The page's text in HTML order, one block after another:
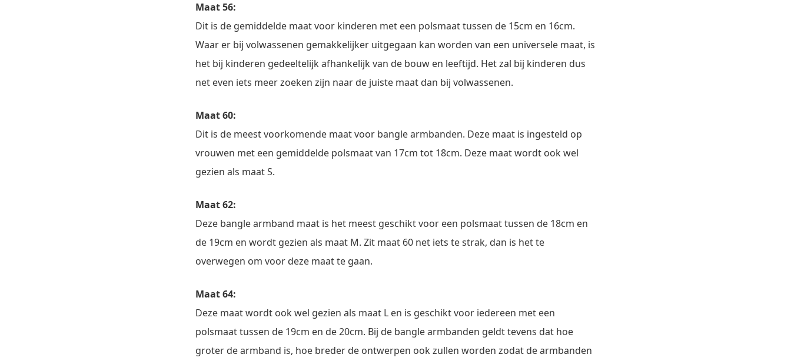
Maat 56:
Dit is de gemiddelde maat voor kinderen met een polsmaat tussen de 15cm en 16cm.
Waar er bij volwassenen gemakkelijker uitgegaan kan worden van een universele maat, is
het bij kinderen gedeeltelijk afhankelijk van de bouw en leeftijd. Het zal bij kinderen dus
net even iets meer zoeken zijn naar de juiste maat dan bij volwassenen.
Maat 60:
Dit is de meest voorkomende maat voor bangle armbanden. Deze maat is ingesteld op
vrouwen met een gemiddelde polsmaat van 17cm tot 18cm. Deze maat wordt ook wel
gezien als maat S.
Maat 62:
Deze bangle armband maat is het meest geschikt voor een polsmaat tussen de 18cm en
de 19cm en wordt gezien als maat M. Zit maat 60 net iets te strak, dan is het te
overwegen om voor deze maat te gaan.
Maat 64:
Deze maat wordt ook wel gezien als maat L en is geschikt voor iedereen met een
polsmaat tussen de 19cm en de 20cm. Bij de bangle armbanden geldt tevens dat hoe
groter de armband is, hoe breder de ontwerpen ook zullen worden zodat de armbanden